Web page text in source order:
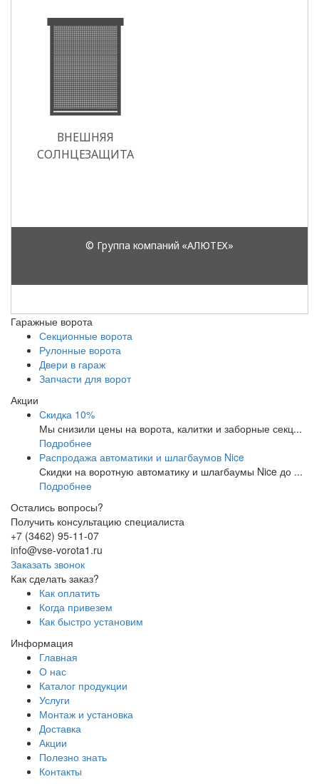
Гаражные ворота
Секционные ворота
Рулонные ворота
Двери в гараж
Запчасти для ворот
Акции
Скидка 10%
Мы снизили цены на ворота, калитки и заборные секц...
Подробнее
Распродажа автоматики и шлагбаумов Nice
Скидки на воротную автоматику и шлагбаумы Nice до ...
Подробнее
Остались вопросы?
Получить консультацию специалиста
+7 (3462) 95-11-07
info@vse-vorota1.ru
Заказать звонок
Как сделать заказ?
Как оплатить
Когда привезем
Как быстро установим
Информация
Главная
О нас
Каталог продукции
Услуги
Монтаж и установка
Доставка
Акции
Полезно знать
Контакты